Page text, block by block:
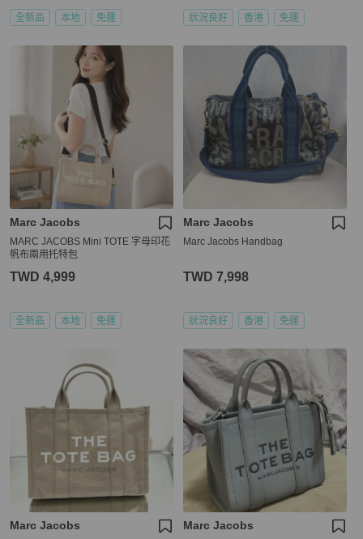
全新品 本地 免運 狀況良好 香港 免運
Marc Jacobs
MARC JACOBS Mini TOTE 字母印花
帆布兩用托特包
TWD 4,999
全新品 本地 免運
Marc Jacobs
Marc Jacobs Handbag
TWD 7,998
狀況良好 香港 免運
Marc Jacobs Marc Jacobs